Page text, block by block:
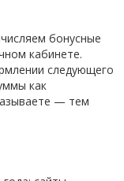
бонусные
кабинете.
следующего
как
— тем